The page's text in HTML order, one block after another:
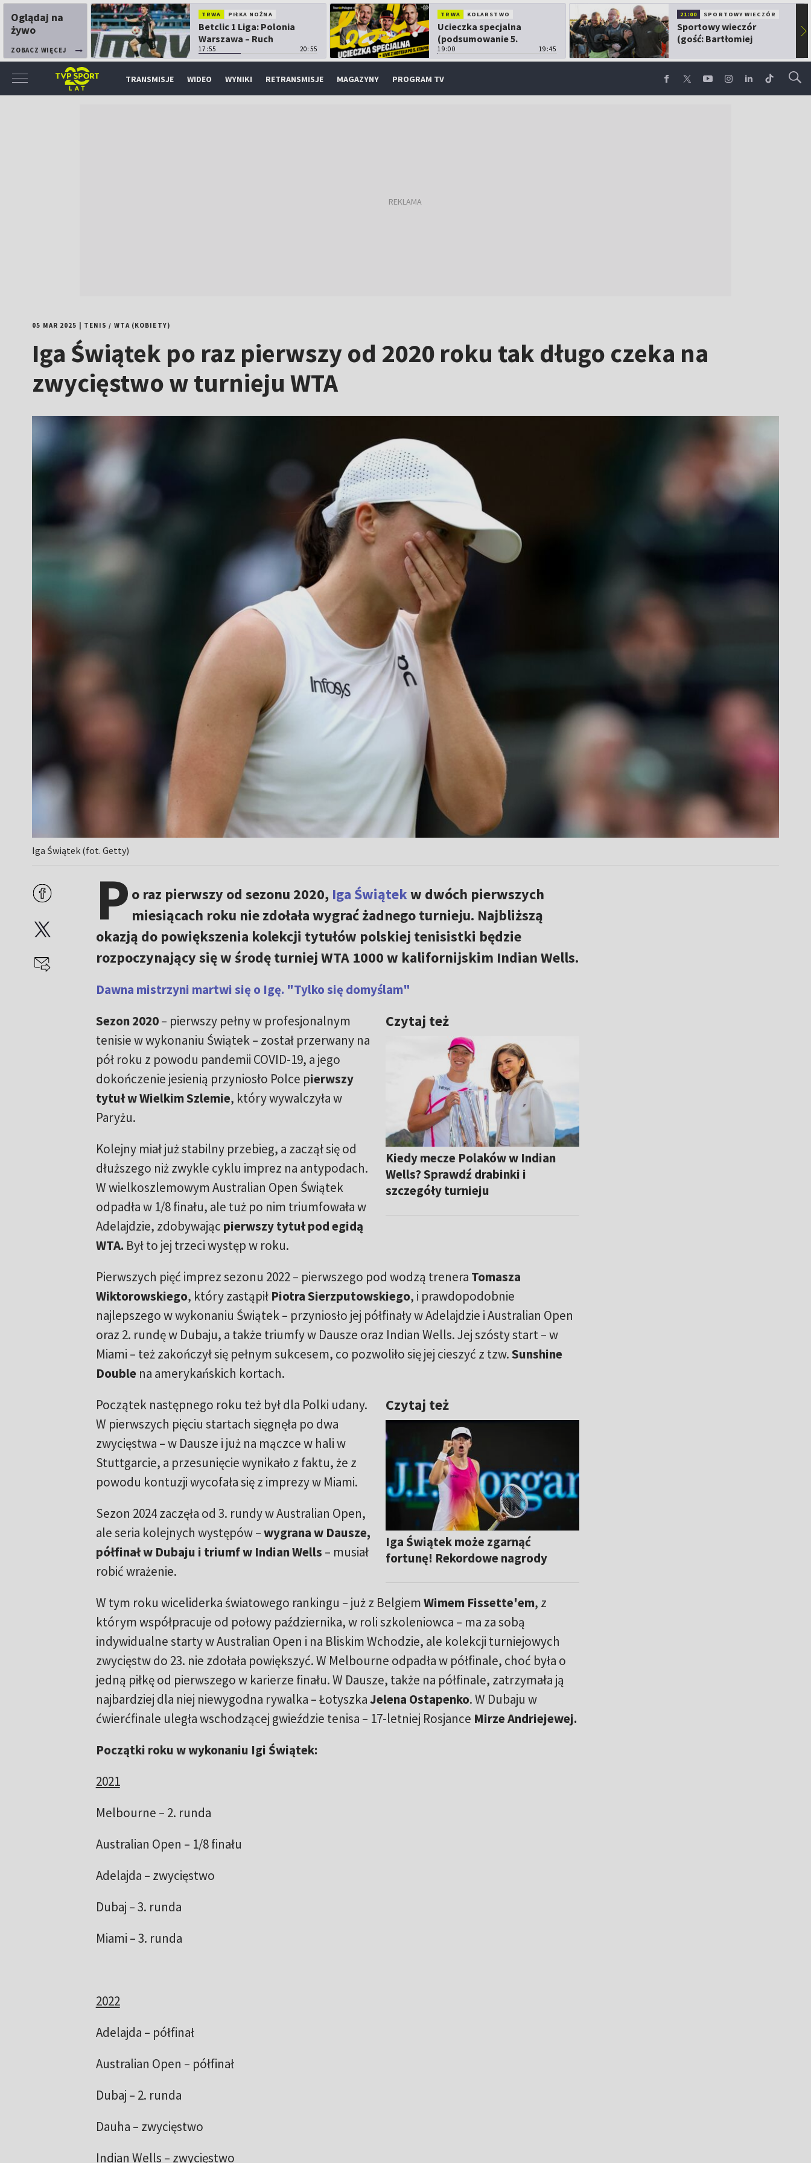
Oglądaj na
żywo
ZOBACZ WIĘCEJ
TRWA PIŁKA NOŻNA
Betclic 1 Liga: Polonia
Warszawa – Ruch
Chorzów
17:55 20:55
TRWA KOLARSTWO
Ucieczka specjalna
(podsumowanie 5.
etapu TdP)
19:00 19:45
21:00 SPORTOWY WIECZÓR
Sportowy wieczór
(gość: Bartłomiej
▶
TRANSMISJE WIDEO WYNIKI RETRANSMISJE MAGAZYNY PROGRAM TV
05 MAR 2025 TENIS / WTA (KOBIETY)
Iga Świątek po raz pierwszy od 2020 roku tak długo czeka na
zwycięstwo w turnieju WTA
Iga Świątek (fot. Getty)
P o raz pierwszy od sezonu 2020, Iga Świątekw dwóch pierwszych
miesiącach roku nie zdołała wygrać żadnego turnieju. Najbliższą
okazją do powiększenia kolekcji tytułów polskiej tenisistki będzie
rozpoczynający się w środę turniej WTA 1000 w kalifornijskim Indian Wells.
Dawna mistrzyni martwi się o Igę. "Tylko się domyślam"
Czytaj też
Kiedy mecze Polaków w Indian
Wells? Sprawdź drabinki i
szczegóły turnieju
Sezon 2020– pierwszy pełny w profesjonalnym
tenisie w wykonaniu Świątek – został przerwany na
pół roku z powodu pandemii COVID-19, a jego
dokończenie jesienią przyniosło Polce pierwszy
tytuł w Wielkim Szlemie, który wywalczyła w
Paryżu.
Kolejny miał już stabilny przebieg, a zaczął się od
dłuższego niż zwykle cyklu imprez na antypodach.
W wielkoszlemowym Australian Open Świątek
odpadła w 1/8 finału, ale tuż po nim triumfowała w
Adelajdzie, zdobywając pierwszy tytuł pod egidą
WTA. Był to jej trzeci występ w roku.
Pierwszych pięć imprez sezonu 2022 – pierwszego pod wodzą trenera Tomasza
Wiktorowskiego, który zastąpił Piotra Sierzputowskiego, i prawdopodobnie
najlepszego w wykonaniu Świątek – przyniosło jej półfinały w Adelajdzie i Australian Open
oraz 2. rundę w Dubaju, a także triumfy w Dausze oraz Indian Wells. Jej szósty start – w
Miami – też zakończył się pełnym sukcesem, co pozwoliło się jej cieszyć z tzw.Sunshine
Doublena amerykańskich kortach.
Czytaj też
Iga Świątek może zgarnąć
fortunę! Rekordowe nagrody
Początek następnego roku też był dla Polki udany.
W pierwszych pięciu startach sięgnęła po dwa
zwycięstwa – w Dausze i już na mączce w hali w
Stuttgarcie, a przesunięcie wynikało z faktu, że z
powodu kontuzji wycofała się z imprezy w Miami.
Sezon 2024 zaczęła od 3. rundy w Australian Open,
ale seria kolejnych występów –wygrana w Dausze,
półfinał w Dubaju i triumf w Indian Wells – musiał
robić wrażenie.
W tym roku wiceliderka światowego rankingu – już z BelgiemWimem Fissette'em, z
którym współpracuje od połowy października, w roli szkoleniowca – ma za sobą
indywidualne starty w Australian Open i na Bliskim Wchodzie, ale kolekcji turniejowych
zwycięstw do 23. nie zdołała powiększyć. W Melbourne odpadła w półfinale, choć była o
jedną piłkę od pierwszego w karierze finału. W Dausze, także na półfinale, zatrzymała ją
najbardziej dla niej niewygodna rywalka – ŁotyszkaJelena Ostapenko. W Dubaju w
ćwierćfinale uległa wschodzącej gwieździe tenisa – 17-letniej Rosjance Mirze Andriejewej.
Początki roku w wykonaniu Igi Świątek:
2021
Melbourne – 2. runda
Australian Open – 1/8 finału
Adelajda – zwycięstwo
Dubaj – 3. runda
Miami – 3. runda
2022
Adelajda – półfinał
Australian Open – półfinał
Dubaj – 2. runda
Dauha – zwycięstwo
Indian Wells – zwycięstwo